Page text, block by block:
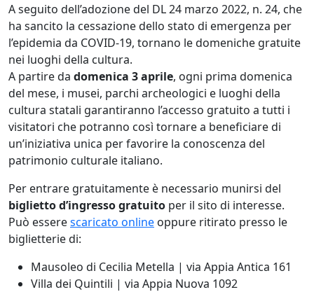
A seguito dell’adozione del DL 24 marzo 2022, n. 24, che
ha sancito la cessazione dello stato di emergenza per
l’epidemia da COVID-19, tornano le domeniche gratuite
nei luoghi della cultura.
A partire da domenica 3 aprile, ogni prima domenica
del mese, i musei, parchi archeologici e luoghi della
cultura statali garantiranno l’accesso gratuito a tutti i
visitatori che potranno così tornare a beneficiare di
un’iniziativa unica per favorire la conoscenza del
patrimonio culturale italiano.
Per entrare gratuitamente è necessario munirsi del
biglietto d’ingresso gratuito per il sito di interesse.
Può esserescaricato online oppure ritirato presso le
biglietterie di:
Mausoleo di Cecilia Metella | via Appia Antica 161
Villa dei Quintili | via Appia Nuova 1092